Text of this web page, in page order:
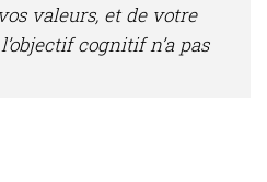
valeurs, et de votre
cognitif n’a pas